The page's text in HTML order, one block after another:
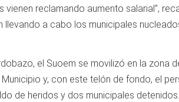
reclamando aumento salarial”,
a cabo los municipales
el Suoem se movilizó en la zona
y, con este telón de fondo, el
de heridos y dos municipales detenidos.